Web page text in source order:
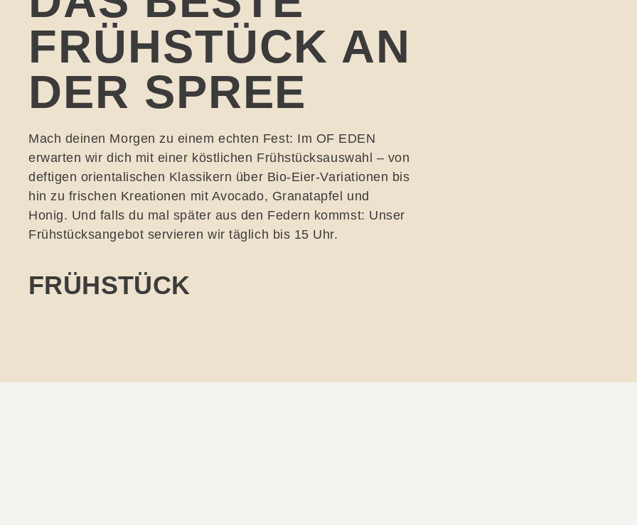
FRÜHSTÜCK AN
DER SPREE
Mach deinen Morgen zu einem echten Fest: Im OF EDEN
erwarten wir dich mit einer köstlichen Frühstücksauswahl – von
deftigen orientalischen Klassikern über Bio-Eier-Variationen bis
hin zu frischen Kreationen mit Avocado, Granatapfel und
Honig. Und falls du mal später aus den Federn kommst: Unser
Frühstücksangebot servieren wir täglich bis 15 Uhr.
FRÜHSTÜCK